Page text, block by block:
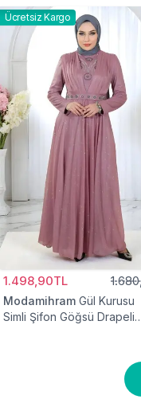
Ücretsiz Kargo
1.498,90TL
Modamihram Gül Kurusu
Simli Şifon Göğsü Drapeli